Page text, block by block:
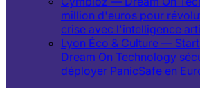
million d'euros pour
crise avec l'intelligence
Lyon Éco & Culture —
Dream On Technology
déployer PanicSafe en